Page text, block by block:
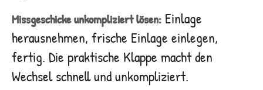
Missgeschicke unkompliziert lösen: Einlage
herausnehmen, frische Einlage einlegen,
fertig. Die praktische Klappe macht den
Wechsel schnell und unkompliziert.